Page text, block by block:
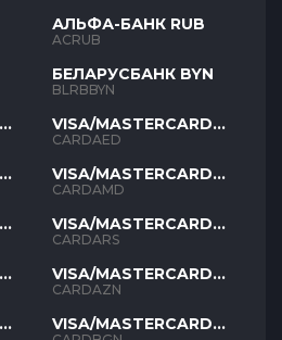
АЛЬФА-БАНК RUB
ACRUB
БЕЛАРУСБАНК BYN
BLRBBYN
VISA/MASTERCARD
AED
CARDAED
VISA/MASTERCARD
AMD
CARDAMD
VISA/MASTERCARD
ARS
CARDARS
VISA/MASTERCARD
AZN
CARDAZN
VISA/MASTERCARD